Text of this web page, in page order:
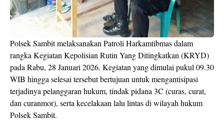
Polsek Sambit melaksanakan Patroli Harkamtibmas dalam
rangka Kegiatan Kepolisian Rutin Yang Ditingkatkan (KRYD)
pada Rabu, 28 Januari 2026. Kegiatan yang dimulai pukul 09.30
WIB hingga selesai tersebut bertujuan untuk mengantisipasi
terjadinya pelanggaran hukum, tindak pidana 3C (curas, curat,
dan curanmor), serta kecelakaan lalu lintas di wilayah hukum
Polsek Sambit.